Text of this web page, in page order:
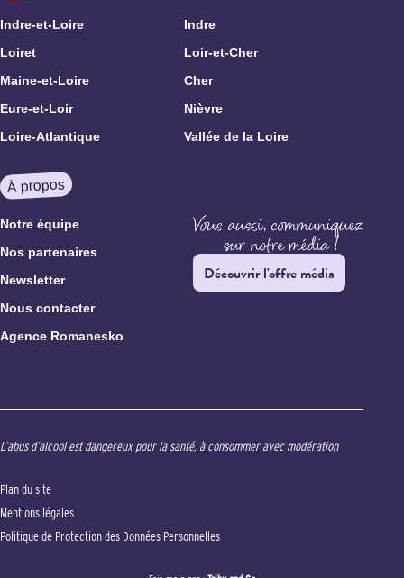
Indre-et-Loire
Indre
Loiret
Loir-et-Cher
Maine-et-Loire
Cher
Eure-et-Loir
Nièvre
Loire-Atlantique
Vallée de la Loire
À propos
Notre équipe
Nos partenaires
Newsletter
Nous contacter
Agence Romanesko
Découvrir l'offre média
L’abus d’alcool est dangereux pour la santé, à consommer avec modération
Plan du site
Mentions légales
Politique de Protection des Données Personnelles